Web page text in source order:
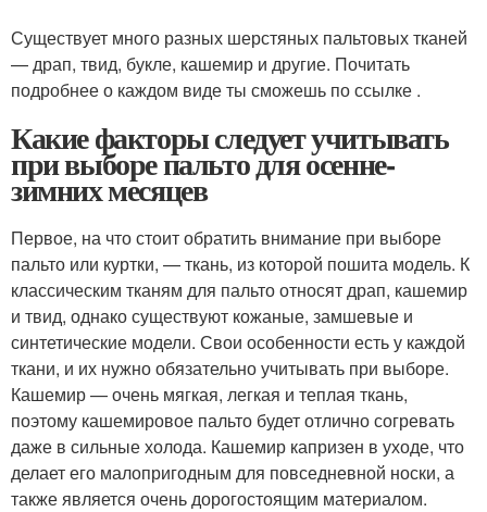
Существует много разных шерстяных пальтовых тканей
— драп, твид, букле, кашемир и другие. Почитать
подробнее о каждом виде ты сможешь по ссылке .
Какие факторы следует учитывать
при выборе пальто для осенне-
зимних месяцев
Первое, на что стоит обратить внимание при выборе
пальто или куртки, — ткань, из которой пошита модель. К
классическим тканям для пальто относят драп, кашемир
и твид, однако существуют кожаные, замшевые и
синтетические модели. Свои особенности есть у каждой
ткани, и их нужно обязательно учитывать при выборе.
Кашемир — очень мягкая, легкая и теплая ткань,
поэтому кашемировое пальто будет отлично согревать
даже в сильные холода. Кашемир капризен в уходе, что
делает его малопригодным для повседневной носки, а
также является очень дорогостоящим материалом.